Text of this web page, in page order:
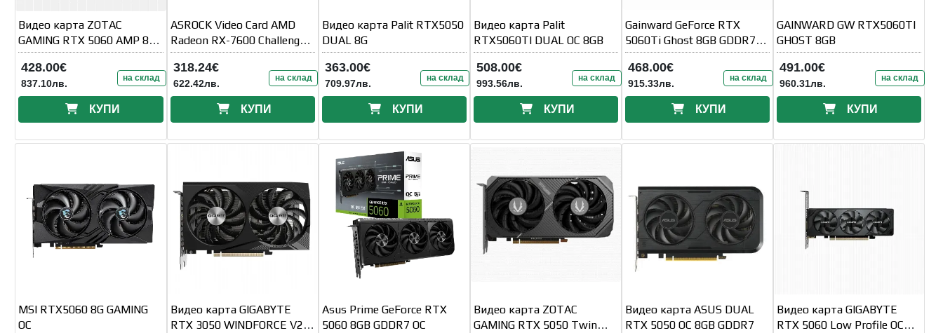
Видео карта ZOTAC
GAMING RTX 5060 AMP 8GB
GDDR7
428.00€
837.10лв. на склад
КУПИ
ASROCK Video Card AMD
Radeon RX-7600 Challenger
8GB GDDR6 128bit
318.24€
622.42лв. на склад
КУПИ
Видео карта Palit RTX5050
DUAL 8G
363.00€
709.97лв. на склад
КУПИ
Видео карта Palit
RTX5060TI DUAL OC 8GB
508.00€
993.56лв. на склад
КУПИ
Gainward GeForce RTX
5060Ti Ghost 8GB GDDR7
128 bit
468.00€
915.33лв. на склад
КУПИ
GAINWARD GW RTX5060TI
GHOST 8GB
491.00€
960.31лв. на склад
КУПИ
MSI RTX5060 8G GAMING
OC
Видео карта GIGABYTE
RTX 3050 WINDFORCE V2
Asus Prime GeForce RTX
5060 8GB GDDR7 OC
Видео карта ZOTAC
GAMING RTX 5050 Twin
Видео карта ASUS DUAL
RTX 5050 OC 8GB GDDR7
Видео карта GIGABYTE
RTX 5060 Low Profile OC